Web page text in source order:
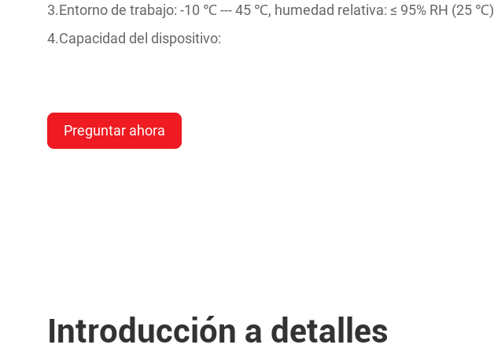
3.Entorno de trabajo: -10 ℃ --- 45 ℃, humedad relativa: ≤ 95% RH (25 ℃)
4.Capacidad del dispositivo:
Preguntar ahora
Introducción a detalles